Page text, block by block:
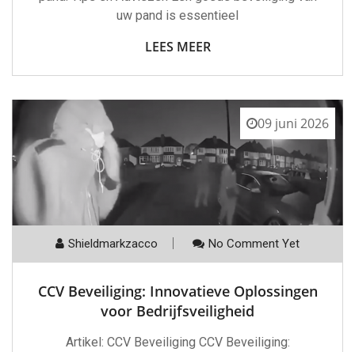
uw pand is essentieel
LEES MEER
09 juni 2026
Shieldmarkzacco No Comment Yet
CCV Beveiliging: Innovatieve Oplossingen
voor Bedrijfsveiligheid
Artikel: CCV Beveiliging CCV Beveiliging: